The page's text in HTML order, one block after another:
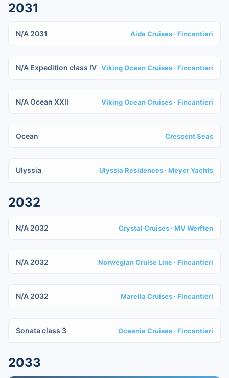
2031
IN COSTRUZIONE
N/A 2031 Aida Cruises · Fincantieri
N/A Expedition class IV Viking Ocean Cruises · Fincantieri
N/A Ocean XXII Viking Ocean Cruises · Fincantieri
Ocean Crescent Seas
Ulyssia Ulyssia Residences · Meyer Yachts
2032
IN COSTRUZIONE
N/A 2032 Crystal Cruises · MV Werften
N/A 2032 Norwegian Cruise Line · Fincantieri
N/A 2032 Marella Cruises · Fincantieri
Sonata class 3 Oceania Cruises · Fincantieri
2033